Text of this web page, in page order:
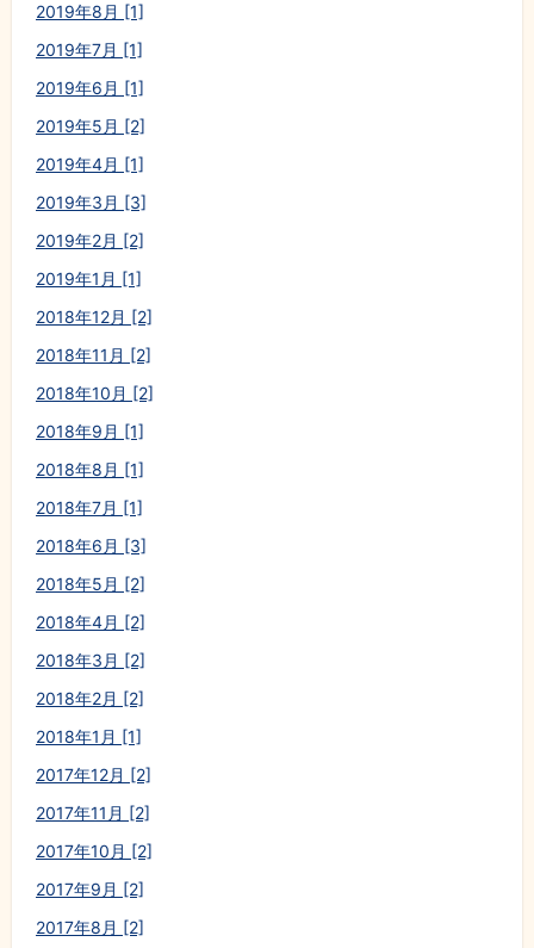
2019年8月 [1]
2019年7月 [1]
2019年6月 [1]
2019年5月 [2]
2019年4月 [1]
2019年3月 [3]
2019年2月 [2]
2019年1月 [1]
2018年12月 [2]
2018年11月 [2]
2018年10月 [2]
2018年9月 [1]
2018年8月 [1]
2018年7月 [1]
2018年6月 [3]
2018年5月 [2]
2018年4月 [2]
2018年3月 [2]
2018年2月 [2]
2018年1月 [1]
2017年12月 [2]
2017年11月 [2]
2017年10月 [2]
2017年9月 [2]
2017年8月 [2]